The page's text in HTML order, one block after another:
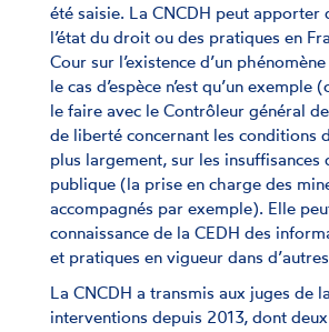
été saisie. La CNCDH peut apporter
l’état du droit ou des pratiques en
Cour sur l’existence d’un
le cas d’espèce n’est qu’un exemple
le faire avec le Contrôleur général
de liberté concernant les conditions
plus largement, sur les insuffisances
publique (la prise en charge des
accompagnés par exemple). Elle
connaissance de la CEDH des
et pratiques en vigueur dans
La CNCDH a transmis aux juges de
interventions depuis 2013, dont